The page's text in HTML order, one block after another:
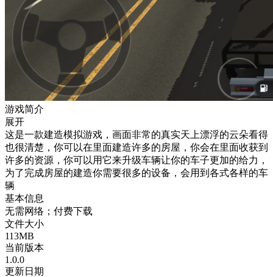
游戏简介
展开
这是一款建造模拟游戏，画面非常的真实天上漂浮的云朵看得
也很清楚，你可以在里面建造许多的房屋，你会在里面收获到
许多的资源，你可以用它来升级车辆让你的车子更加的给力，
为了完成房屋的建造你需要很多的设备，会用到各式各样的车
辆
基本信息
无需网络；付费下载
文件大小
113MB
当前版本
1.0.0
更新日期